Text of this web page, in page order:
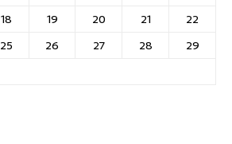
18 19 20 21
22
25 26 27 28
29